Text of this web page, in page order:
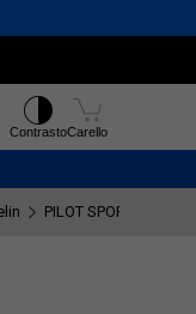
M
ContrastoCarello
PILOT SPORT 2